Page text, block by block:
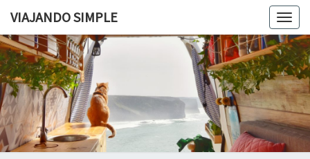
VIAJANDO SIMPLE
SIMPLE
Viviendo
En Un
Camión
Por
Europa